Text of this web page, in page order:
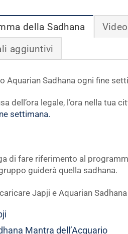
della Sadhana
aggiuntivi
Aquarian Sadhana ogni fine
dell’ora legale, l’ora nella tua
settimana.
di fare riferimento al
guiderà quella sadhana.
Japji e Aquarian
Mantra dell’Acquario